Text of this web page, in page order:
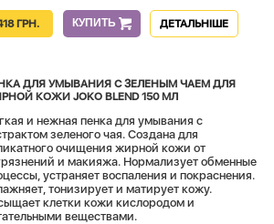
ГРН. КУПИТЬ ДЕТАЛЬНІШЕ
ДЛЯ УМЫВАНИЯ С ЗЕЛЕНЫМ ЧАЕМ ДЛЯ
КОЖИ JOKO BLEND 150 МЛ
и нежная пенка для умывания с
зеленого чая. Создана для
очищения жирной кожи от
и макияжа. Нормализует обменные
устраняет воспаления и покраснения.
тонизирует и матирует кожу.
клетки кожи кислородом и
веществами.